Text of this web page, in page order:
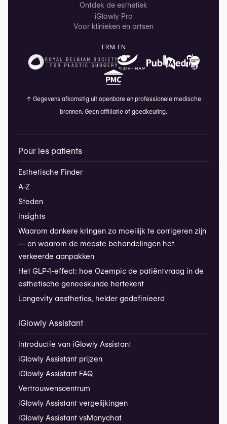
Ontdek de esthetiek
iGlowly Pro
Voor klinieken en artsen
FRNL EN
↑ Gegevens afkomstig uit openbare en professionele medische
bronnen. Geen affiliatie of goedkeuring.
Pour les patients
Esthetische Finder
A-Z
Steden
Insights
Waarom donkere kringen zo moeilijk te corrigeren zijn
— en waarom de meeste behandelingen het
verkeerde aanpakken
Het GLP-1-effect: hoe Ozempic de patiëntvraag in de
esthetische geneeskunde hertekent
Longevity aesthetics, helder gedefinieerd
iGlowly Assistant
Introductie van iGlowly Assistant
iGlowly Assistant prijzen
iGlowly Assistant FAQ
Vertrouwenscentrum
iGlowly Assistant vergelijkingen
iGlowly Assistant vsManychat